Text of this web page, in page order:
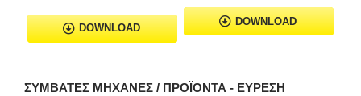
DOWNLOAD
DOWNLOAD
ΣΥΜΒΑΤΈΣ ΜΗΧΑΝΈΣ / ΠΡΟΪΌΝΤΑ - ΕΎΡΕΣΗ